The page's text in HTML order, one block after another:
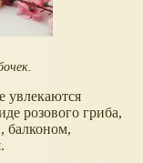
увлекаются
розового гриба,
балконом,